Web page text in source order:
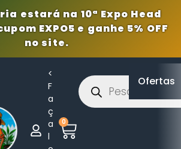
estará na 10ª Expo Head
EXPO5 e ganhe 5% OFF
no site.
<
F
a
ç
a
l
0
Ofertas